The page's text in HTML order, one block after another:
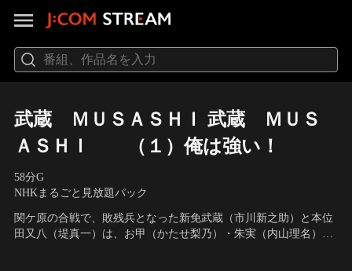
武蔵 ＭＵＳＡＳＨＩ 武蔵 ＭＵＳ
ＡＳＨＩ （１）俺は強い！
58分G
NHKまるごと見放題パック
関ケ原の合戦で、敗残兵となった新免武蔵（市川新之助）と本位
田又八（堤真一）は、お甲（かたせ梨乃）・朱実（内山理名）母